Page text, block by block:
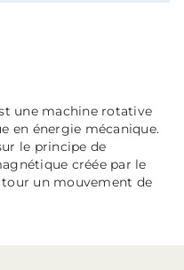
une machine rotative
en énergie mécanique.
le principe de
créée par le
tour un mouvement de